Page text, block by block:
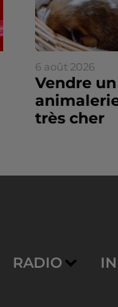
6 août 2026
Vendre
très cher
RADIO